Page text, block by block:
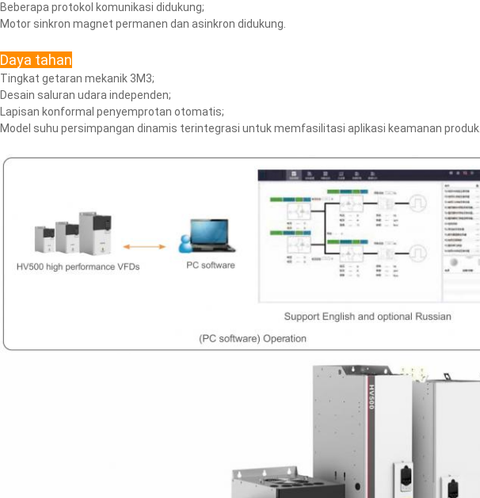
Beberapa protokol komunikasi didukung;
Motor sinkron magnet permanen dan asinkron didukung.
Daya tahan
Tingkat getaran mekanik 3M3;
Desain saluran udara independen;
Lapisan konformal penyemprotan otomatis;
Model suhu persimpangan dinamis terintegrasi untuk memfasilitasi aplikasi keamanan produk.